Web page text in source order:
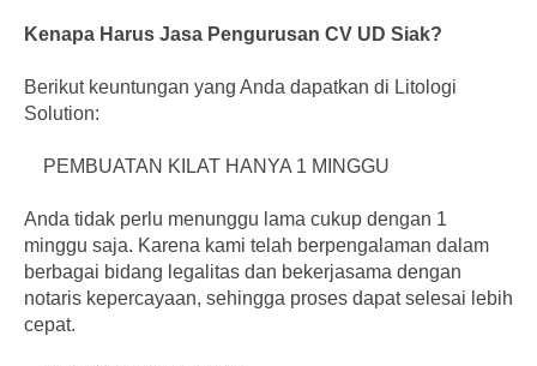
Kenapa Harus Jasa Pengurusan CV UD Siak?
Berikut keuntungan yang Anda dapatkan di Litologi
Solution:
PEMBUATAN KILAT HANYA 1 MINGGU
Anda tidak perlu menunggu lama cukup dengan 1
minggu saja. Karena kami telah berpengalaman dalam
berbagai bidang legalitas dan bekerjasama dengan
notaris kepercayaan, sehingga proses dapat selesai lebih
cepat.